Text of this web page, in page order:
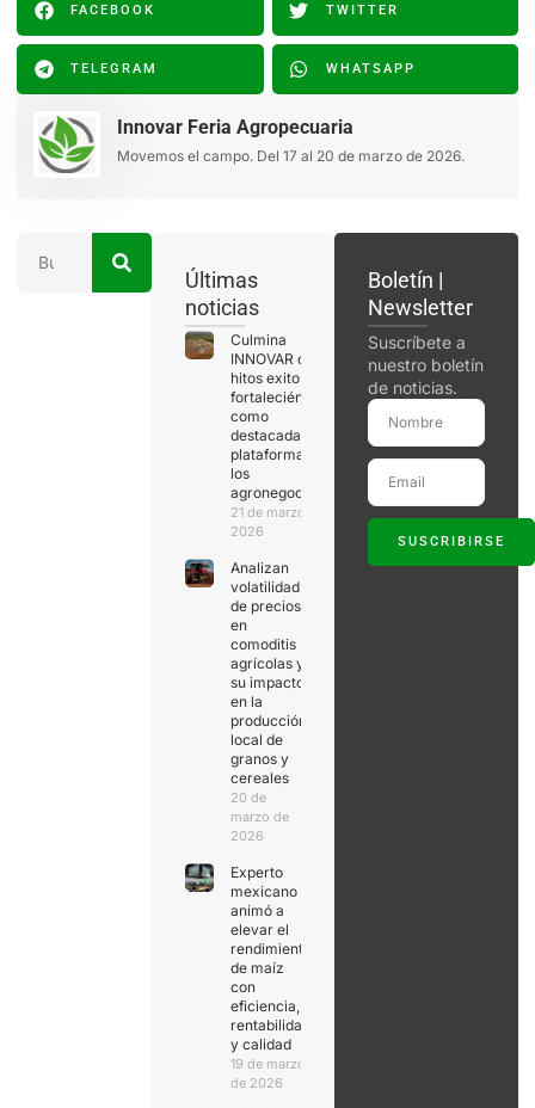
FACEBOOK TWITTER
TELEGRAM WHATSAPP
Innovar Feria Agropecuaria
Movemos el campo. Del 17 al 20 de marzo de 2026.
Últimas
noticias
Culmina
INNOVAR con
hitos exitosos,
fortaleciéndose
como
destacada
plataforma de
los
agronegocios
21 de marzo de
2026
Analizan
volatilidad
de precios
en
comoditis
agrícolas y
su impacto
en la
producción
local de
granos y
cereales
20 de
marzo de
2026
Experto
mexicano
animó a
elevar el
rendimiento
de maíz
con
eficiencia,
rentabilidad
y calidad
19 de marzo
de 2026
Boletín |
Newsletter
Suscríbete a
nuestro boletín
de noticias.
SUSCRIBIRSE